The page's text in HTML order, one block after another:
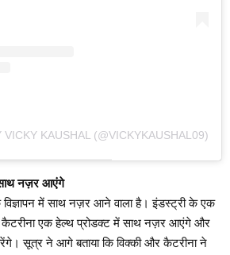
VICKY KAUSHAL (@VICKYKAUSHAL09)
साथ नज़र आएंगे
विज्ञापन में साथ नज़र आने वाला है। इंडस्ट्री के एक
कैटरीना एक हेल्थ प्रोडक्ट में साथ नज़र आएंगे और
सूत्र ने आगे बताया कि विक्की और कैटरीना ने